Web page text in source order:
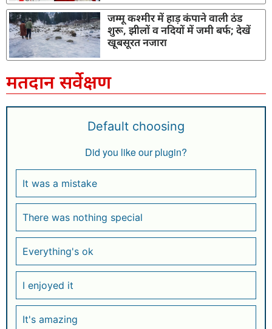
जम्मू कश्मीर में हाड़ कंपाने वाली ठंड
शुरू, झीलों व नदियों में जमी बर्फ; देखें
खूबसूरत नजारा
मतदान सर्वेक्षण
Default choosing
Did you like our plugin?
It was a mistake
There was nothing special
Everything's ok
I enjoyed it
It's amazing